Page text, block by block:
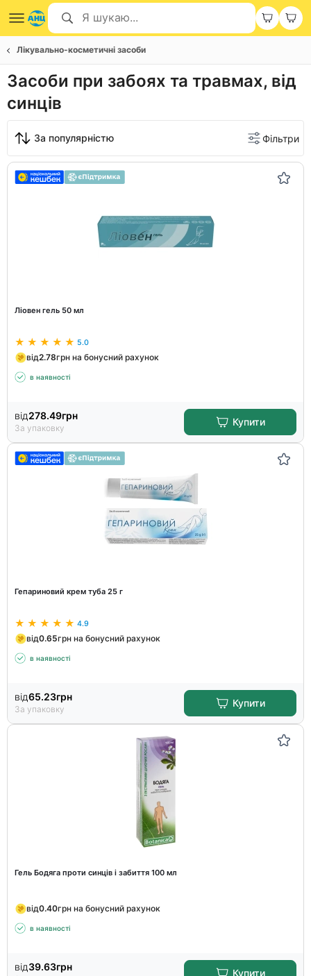
Лікувально-косметичні засоби
Засоби при забоях та травмах, від
синців
За популярністю Фільтри
Ліовен гель 50 мл
5.0
від2.78грн на бонусний рахунок
в наявності
від278.49грн
За упаковку
Купити
Гепариновий крем туба 25 г
4.9
від0.65грн на бонусний рахунок
в наявності
від65.23грн
За упаковку
Купити
Гель Бодяга проти синців і забиття 100 мл
від0.40грн на бонусний рахунок
в наявності
від39.63грн
Купити